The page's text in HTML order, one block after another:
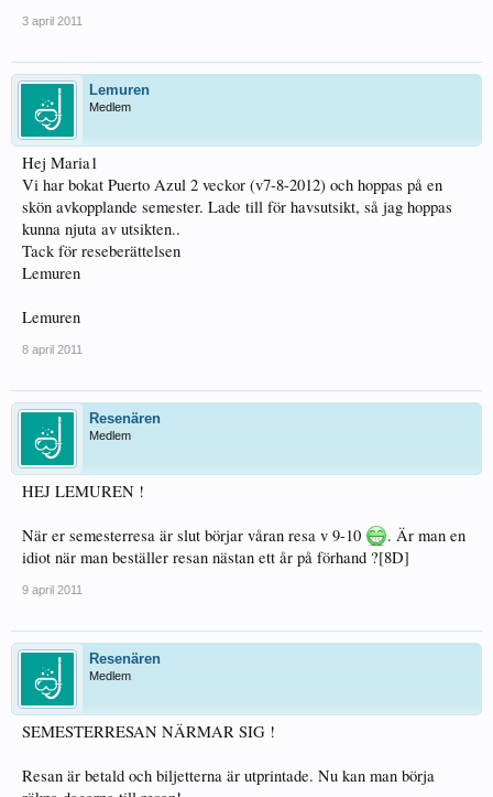
3 april 2011
Lemuren
Medlem
Hej Maria1
Vi har bokat Puerto Azul 2 veckor (v7-8-2012) och hoppas på en
skön avkopplande semester. Lade till för havsutsikt, så jag hoppas
kunna njuta av utsikten..
Tack för reseberättelsen
Lemuren
Lemuren
8 april 2011
Resenären
Medlem
HEJ LEMUREN !
När er semesterresa är slut börjar våran resa v 9-10
. Är man en
idiot när man beställer resan nästan ett år på förhand ?[8D]
9 april 2011
Resenären
Medlem
SEMESTERRESAN NÄRMAR SIG !
Resan är betald och biljetterna är utprintade. Nu kan man börja